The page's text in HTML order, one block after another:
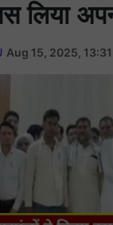
लिया
Aug 15, 2025,